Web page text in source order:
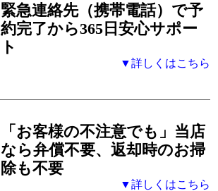
緊急連絡先（携帯電話） で予
約完了から365日安心サポー
ト
▼詳しくはこちら
「お客様の不注意でも」 当店
なら弁償不要、返却時のお掃
除も不要
▼詳しくはこちら